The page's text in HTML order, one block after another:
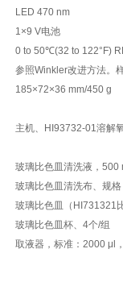
LED 470 nm
1×9 V电池
0 to 50℃(32 to 122°F)
参照Winkler改进方法。
185×72×36 mm/450 g
主机、HI93732-01溶解
玻璃比色皿清洗液，500
玻璃比色皿清洗布、规格
玻璃比色皿（HI731321
玻璃比色皿杯、4个/组
取液器，标准：2000 μl